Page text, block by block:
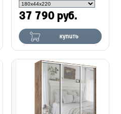
37 790 руб.
купить